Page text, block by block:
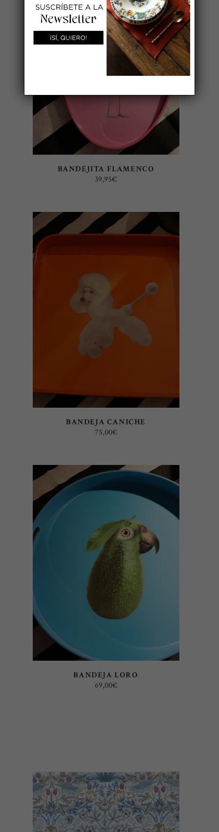
AÑADIR AL CARRITO
BANDEJITA FLAMENCO
39,95€
AÑADIR AL CARRITO
BANDEJA CANICHE
75,00€
AÑADIR AL CARRITO
BANDEJA LORO
69,00€
AÑADIR AL CARRITO